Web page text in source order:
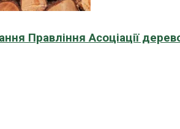
Правління Асоціації